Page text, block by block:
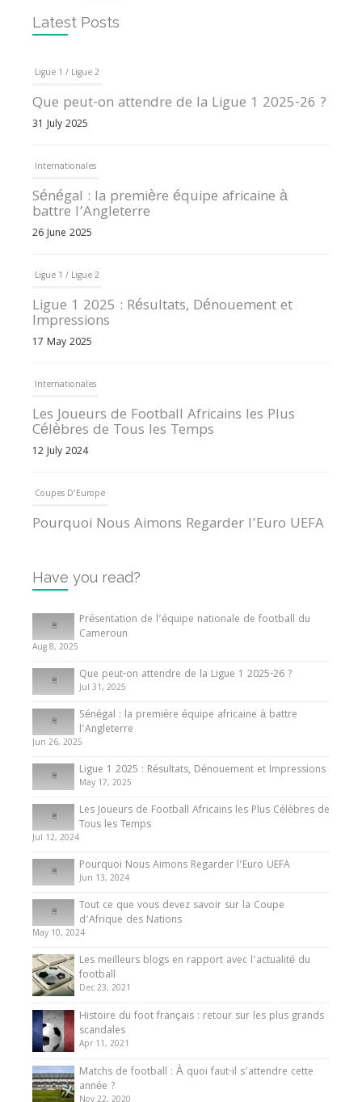
Latest Posts
Ligue 1 / Ligue 2
Que peut-on attendre de la Ligue 1 2025-26 ?
31 July 2025
Internationales
Sénégal : la première équipe africaine à
battre l’Angleterre
26 June 2025
Ligue 1 / Ligue 2
Ligue 1 2025 : Résultats, Dénouement et
Impressions
17 May 2025
Internationales
Les Joueurs de Football Africains les Plus
Célèbres de Tous les Temps
12 July 2024
Coupes D'Europe
Pourquoi Nous Aimons Regarder l’Euro UEFA
Internationales
Tout ce que vous devez savoir sur la Coupe
d’Afrique des Nations
10 May 2024
Internationales
Présentation de l’équipe nationale de football
du Cameroun
8 August 2025
Have you read?
Présentation de l’équipe nationale de football du
Cameroun
Aug 8, 2025
Que peut-on attendre de la Ligue 1 2025-26 ?
Jul 31, 2025
Sénégal : la première équipe africaine à battre
l’Angleterre
Jun 26, 2025
Ligue 1 2025 : Résultats, Dénouement et Impressions
May 17, 2025
Les Joueurs de Football Africains les Plus Célèbres de
Tous les Temps
Jul 12, 2024
Pourquoi Nous Aimons Regarder l’Euro UEFA
Jun 13, 2024
Tout ce que vous devez savoir sur la Coupe
d’Afrique des Nations
May 10, 2024
Les meilleurs blogs en rapport avec l’actualité du
football
Dec 23, 2021
Histoire du foot français : retour sur les plus grands
scandales
Apr 11, 2021
Matchs de football : À quoi faut-il s’attendre cette
année ?